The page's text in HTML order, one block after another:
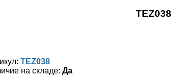
TEZ038
на складе: Да